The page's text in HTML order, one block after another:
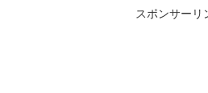
半蔵門線直通列車の行先となる...
電鉄
スポンサーリ